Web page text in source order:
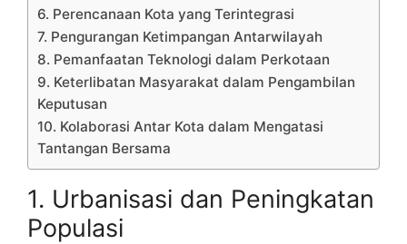
6. Perencanaan Kota yang Terintegrasi
7. Pengurangan Ketimpangan Antarwilayah
8. Pemanfaatan Teknologi dalam Perkotaan
9. Keterlibatan Masyarakat dalam Pengambilan
Keputusan
10. Kolaborasi Antar Kota dalam Mengatasi
Tantangan Bersama
1. Urbanisasi dan Peningkatan
Populasi